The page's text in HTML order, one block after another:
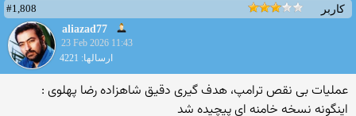
کاربر
#1,808
aliazad77
23 Feb 2026 11:43
ارسالها: 4221
عملیات بی نقص ترامپ، هدف گیری دقیق شاهزاده رضا پهلوی :
اینگونه نسخه خامنه ای پیچیده شد